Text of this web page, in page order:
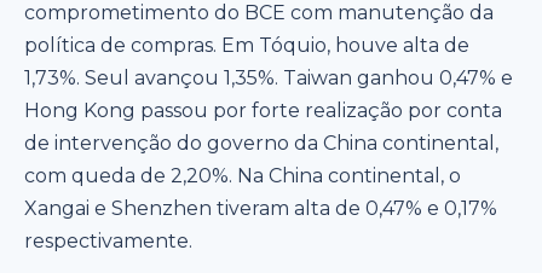
comprometimento do BCE com manutenção da
política de compras. Em Tóquio, houve alta de
1,73%. Seul avançou 1,35%. Taiwan ganhou 0,47% e
Hong Kong passou por forte realização por conta
de intervenção do governo da China continental,
com queda de 2,20%. Na China continental, o
Xangai e Shenzhen tiveram alta de 0,47% e 0,17%
respectivamente.